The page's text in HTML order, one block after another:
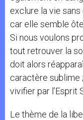
exclure la vie sans
car elle semble
Si nous voulons
tout retrouver la
doit alors
caractère sublime
vivifier par l’Esprit
Le thème de la